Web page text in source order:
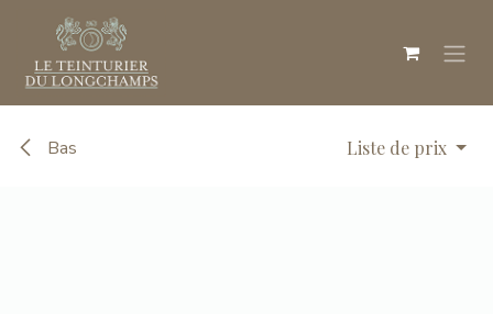
Bas Liste de prix